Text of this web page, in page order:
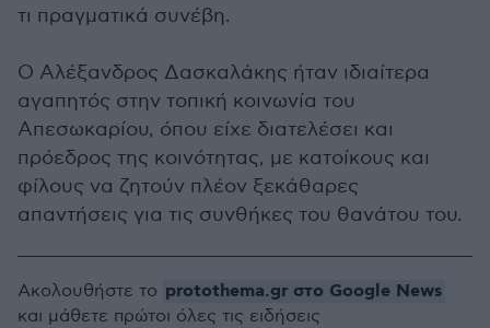
τι πραγματικά συνέβη.
Ο Αλέξανδρος Δασκαλάκης ήταν ιδιαίτερα
αγαπητός στην τοπική κοινωνία του
Απεσωκαρίου, όπου είχε διατελέσει και
πρόεδρος της κοινότητας, με κατοίκους και
φίλους να ζητούν πλέον ξεκάθαρες
απαντήσεις για τις συνθήκες του θανάτου του.
Ακολουθήστε το protothema.gr στο Google News
και μάθετε πρώτοι όλες τις ειδήσεις